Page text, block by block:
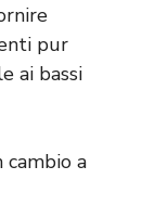
pur
ai bassi
a